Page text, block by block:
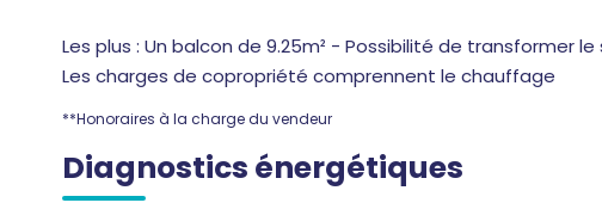
Les plus : Un balcon de 9.25m² - Possibilité de transformer
Les charges de copropriété comprennent le chauffage
**Honoraires à la charge du vendeur
Diagnostics énergétiques